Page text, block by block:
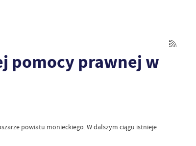
pomocy prawnej w
powiatu monieckiego. W dalszym ciągu istnieje